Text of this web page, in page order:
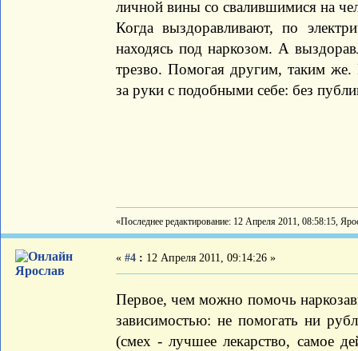
личной вины со свалившимися на
Когда выздоравливают, по
находясь под наркозом. А
трезво. Помогая другим, таким
за руки с подобными себе: без
«Последнее редактирование: 12 Апреля 2011, 08:58:15,
Ярослав
« #4 : 12 Апреля 2011, 09:14:26 »
Первое, чем можно помочь
зависимостью: не помогать ни
(смех - лучшее лекарство, самое